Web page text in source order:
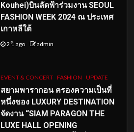
Kouhei)บินลัดฟ้าร่วมงาน SEOUL
FASHION WEEK 2024 ณ ประเทศ
เกาหลีใต้
2 ปี ago admin
EVENT & CONCERT FASHION UPDATE
สยามพารากอน ครองความเป็นที่
หนึ่งของ LUXURY DESTINATION
จัดงาน “SIAM PARAGON THE
LUXE HALL OPENING